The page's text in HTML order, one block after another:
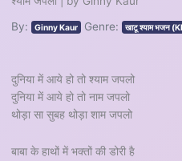
By: Ginny Kaur Genre: खाटू श्याम भजन
दुनिया में आये हो तो श्याम जपलो
दुनिया में आये हो तो नाम जपलो
थोड़ा सा सुबह थोड़ा शाम जपलो
बाबा के हाथों में भक्तों की डोरी है